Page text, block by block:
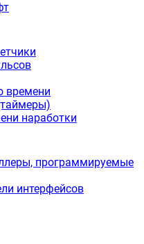
времени
наработки
программируемые
интерфейсов